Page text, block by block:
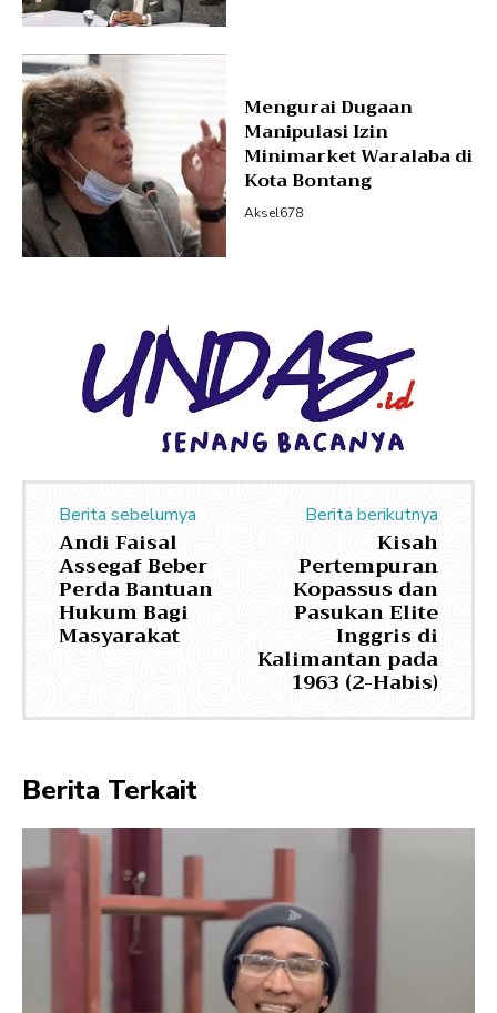
Mengurai Dugaan
Manipulasi Izin
Minimarket Waralaba di
Kota Bontang
Aksel678
Berita sebelumya
Andi Faisal
Assegaf Beber
Perda Bantuan
Hukum Bagi
Masyarakat
Berita berikutnya
Kisah
Pertempuran
Kopassus dan
Pasukan Elite
Inggris di
Kalimantan pada
1963 (2-Habis)
Berita Terkait